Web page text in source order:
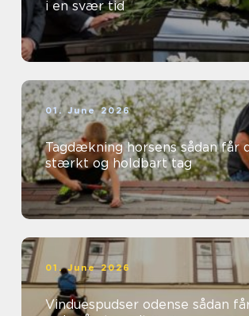
i en svær tid
01. June 2026
Tagdækning horsens sådan får du et
stærkt og holdbart tag
01. June 2026
Vinduespudser odense sådan får du rene